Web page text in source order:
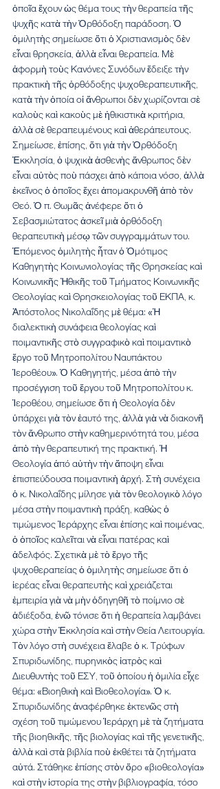
ὁποῖα ἔχουν ὡς θέμα τους τὴν θεραπεία τῆς
ψυχῆς κατὰ τὴν Ὀρθόδοξη παράδοση. Ὁ
ὁμιλητὴς σημείωσε ὅτι ὁ Χριστιανισμὸς δὲν
εἶναι θρησκεία, ἀλλὰ εἶναι θεραπεία. Μὲ
ἀφορμὴ τοὺς Κανόνες Συνόδων ἔδειξε τὴν
πρακτικὴ τῆς ὀρθόδοξης ψυχοθεραπευτικῆς,
κατὰ τὴν ὁποία οἱ ἄνθρωποι δὲν χωρίζονται σὲ
καλοὺς καὶ κακοὺς μὲ ἠθικιστικὰ κριτήρια,
ἀλλὰ σὲ θεραπευμένους καὶ ἀθεράπευτους.
Σημείωσε, ἐπίσης, ὅτι γιὰ τὴν Ὀρθόδοξη
Ἐκκλησία, ὁ ψυχικὰ ἀσθενὴς ἄνθρωπος δὲν
εἶναι αὐτὸς ποὺ πάσχει ἀπὸ κάποια νόσο, ἀλλὰ
ἐκεῖνος ὁ ὁποῖος ἔχει ἀπομακρυνθῆ ἀπὸ τὸν
Θεό. Ὁ π. Θωμᾶς ἀνέφερε ὅτι ὁ
Σεβασμιώτατος ἀσκεῖ μιὰ ὀρθόδοξη
θεραπευτικὴ μέσῳ τῶν συγγραμμάτων του.
Ἑπόμενος ὁμιλητὴς ἦταν ὁ Ὁμότιμος
Καθηγητὴς Κοινωνιολογίας τῆς Θρησκείας καὶ
Κοινωνικῆς Ἠθικῆς τοῦ Τμήματος Κοινωνικῆς
Θεολογίας καὶ Θρησκειολογίας τοῦ ΕΚΠΑ, κ.
Ἀπόστολος Νικολαΐδης μὲ θέμα: «Ἡ
διαλεκτικὴ συνάφεια θεολογίας καὶ
ποιμαντικῆς στὸ συγγραφικὸ καὶ ποιμαντικὸ
ἔργο τοῦ Μητροπολίτου Ναυπάκτου
Ἱεροθέου». Ὁ Καθηγητής, μέσα ἀπὸ τὴν
προσέγγιση τοῦ ἔργου τοῦ Μητροπολίτου κ.
Ἱεροθέου, σημείωσε ὅτι ἡ Θεολογία δὲν
ὑπάρχει γιὰ τὸν ἑαυτό της, ἀλλὰ γιὰ νὰ διακονῆ
τὸν ἄνθρωπο στὴν καθημερινότητά του, μέσα
ἀπὸ τὴν θεραπευτική της πρακτική. Ἡ
Θεολογία ἀπό αὐτὴν τὴν ἄποψη εἶναι
ἐπισπεύδουσα ποιμαντικὴ ἀρχή. Στὴ συνέχεια
ὁ κ. Νικολαΐδης μίλησε γιὰ τὸν θεολογικὸ λόγο
μέσα στὴν ποιμαντικὴ πράξη, καθὼς ὁ
τιμώμενος Ἱεράρχης εἶναι ἐπίσης καὶ ποιμένας,
ὁ ὁποῖος καλεῖται νὰ εἶναι πατέρας καὶ
ἀδελφός. Σχετικὰ μὲ τὸ ἔργο τῆς
ψυχοθεραπείας ὁ ὁμιλητὴς σημείωσε ὅτι ὁ
ἱερέας εἶναι θεραπευτὴς καὶ χρειάζεται
ἐμπειρία γιὰ νὰ μὴν ὁδηγηθῆ τὸ ποίμνιο σὲ
ἀδιέξοδα, ἐνῶ τόνισε ὅτι ἡ θεραπεία λαμβάνει
χώρα στὴν Ἐκκλησία καὶ στὴν Θεία Λειτουργία.
Τὸν λόγο στὴ συνέχεια ἔλαβε ὁ κ. Τρύφων
Σπυριδωνίδης, πυρηνικὸς ἰατρὸς καὶ
Διευθυντὴς τοῦ ΕΣΥ, τοῦ ὁποίου ἡ ὁμιλία εἶχε
θέμα: «Βιοηθικὴ καὶ Βιοθεολογία». Ὁ κ.
Σπυριδωνίδης ἀναφέρθηκε ἐκτενῶς στὴ
σχέση τοῦ τιμώμενου Ἱεράρχη μὲ τὰ ζητήματα
τῆς βιοηθικῆς, τῆς βιολογίας καὶ τῆς γενετικῆς,
ἀλλὰ καὶ στὰ βιβλία ποὺ ἐκθέτει τὰ ζητήματα
αὐτά. Στάθηκε ἐπίσης στὸν ὅρο «βιοθεολογία»
καὶ στὴν ἱστορία της στὴν βιβλιογραφία, τόσο